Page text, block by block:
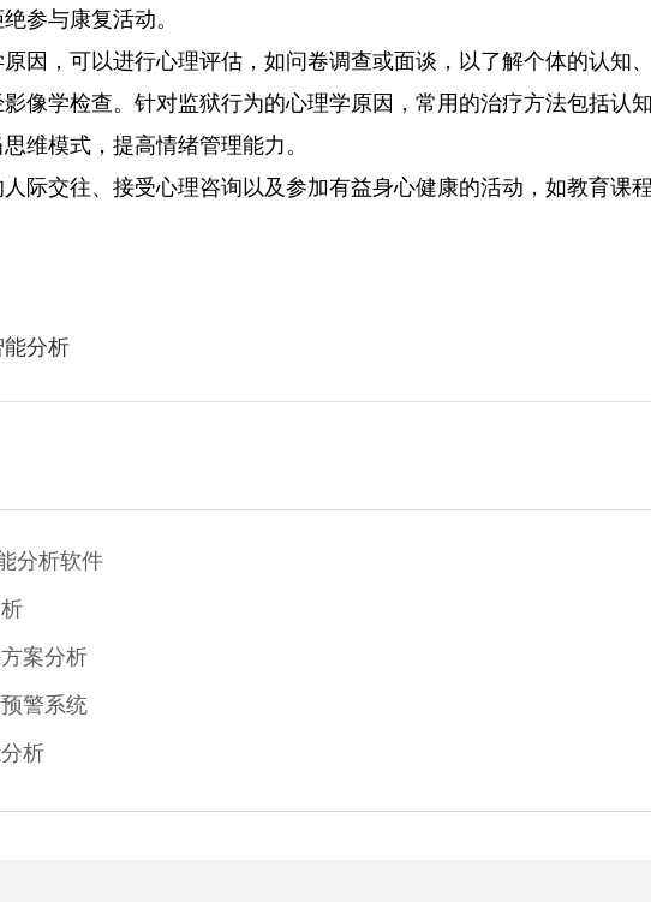
参与康复活动。
因，可以进行心理评估，如问卷调查或面谈，以了解个体的认知
像学检查。针对监狱行为的心理学原因，常用的治疗方法包括认
维模式，提高情绪管理能力。
际交往、接受心理咨询以及参加有益身心健康的活动，如教育课
能分析
分析软件
案分析
警系统
析